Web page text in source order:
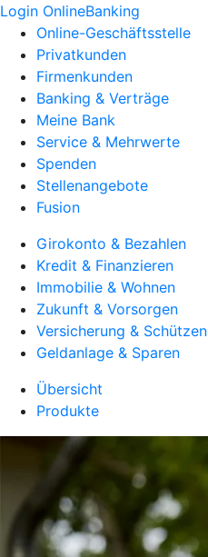
Login OnlineBanking
Online-Geschäftsstelle
Privatkunden
Firmenkunden
Banking & Verträge
Meine Bank
Service & Mehrwerte
Spenden
Stellenangebote
Fusion
Girokonto & Bezahlen
Kredit & Finanzieren
Immobilie & Wohnen
Zukunft & Vorsorgen
Versicherung & Schützen
Geldanlage & Sparen
Übersicht
Produkte